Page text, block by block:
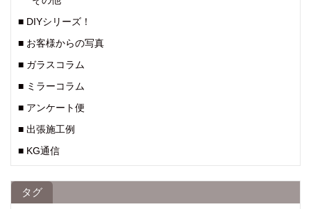
■ DIYシリーズ！
■ お客様からの写真
■ ガラスコラム
■ ミラーコラム
■ アンケート便
■ 出張施工例
■ KG通信
タグ